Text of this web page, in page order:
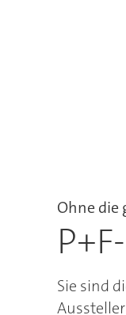
Ohne die
Sie sind